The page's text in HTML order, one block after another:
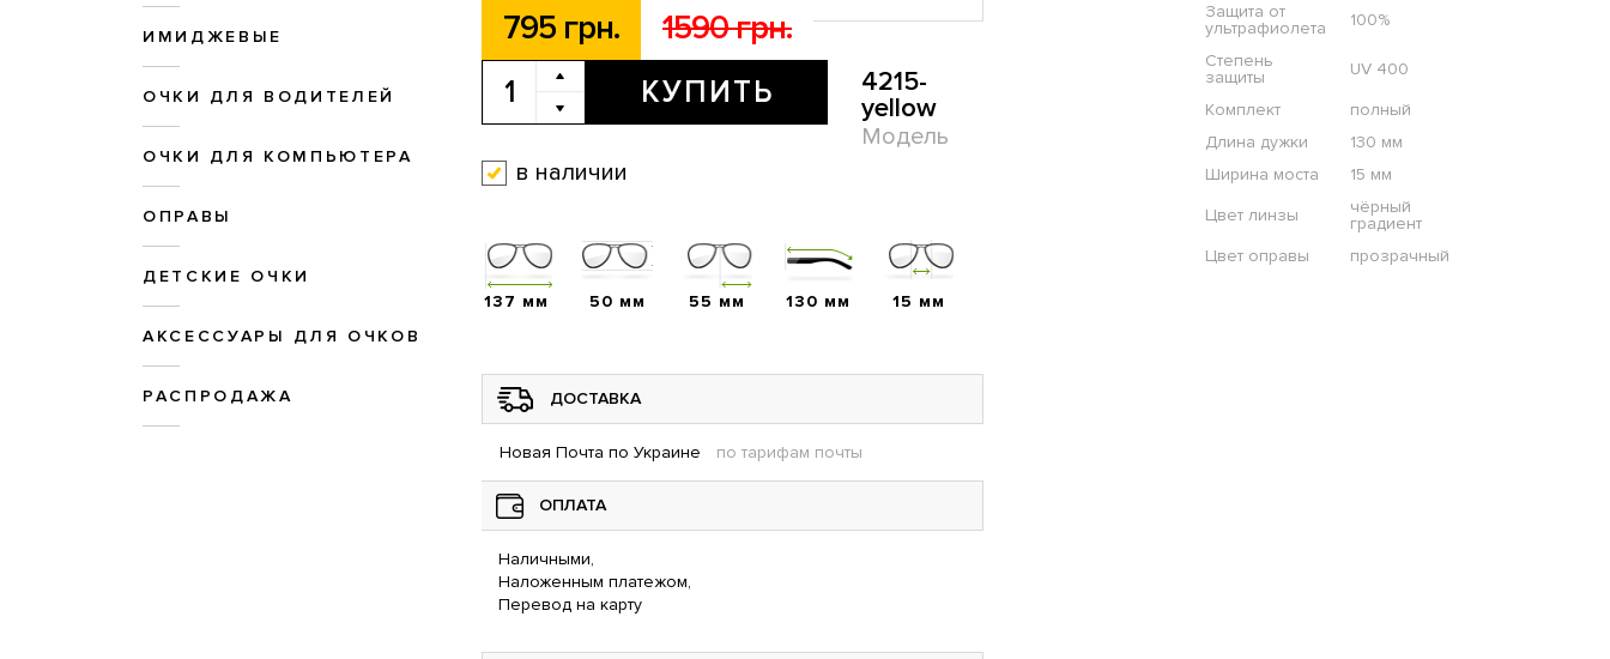
ИМИДЖЕВЫЕ
ОЧКИ ДЛЯ ВОДИТЕЛЕЙ
ОЧКИ ДЛЯ КОМПЬЮТЕРА
ОПРАВЫ
ДЕТСКИЕ ОЧКИ
АКСЕССУАРЫ ДЛЯ ОЧКОВ
РАСПРОДАЖА
795 грн. 1590 грн.
КУПИТЬ
4215-
yellow
Модель
в наличии
Защита от
ультрафиолета
100%
Степень
защиты
UV 400
Комплект
полный
Длина дужки
130 мм
Ширина моста
15 мм
Цвет линзы
чёрный
градиент
Цвет оправы
прозрачный
137 мм 50 мм 55 мм 130 мм 15 мм
ДОСТАВКА
Новая Почта по Украине по тарифам почты
ОПЛАТА
Наличными,
Наложенным платежом,
Перевод на карту